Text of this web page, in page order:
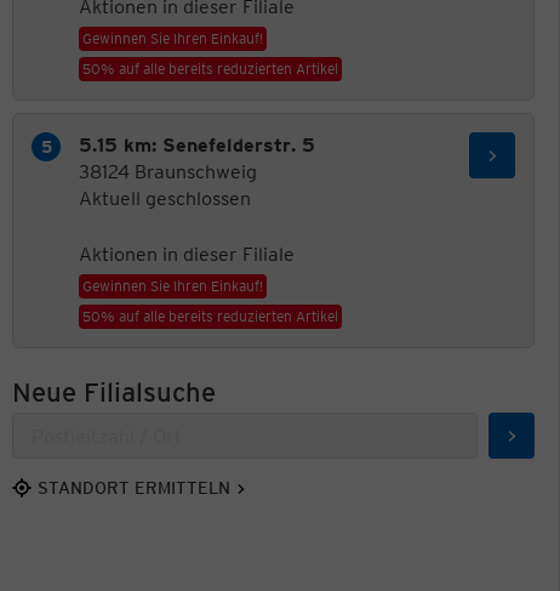
Aktionen in dieser Filiale
Gewinnen Sie Ihren Einkauf!
50% auf alle bereits reduzierten Artikel
5.15 km: Senefelderstr. 5
38124 Braunschweig
Aktuell geschlossen
Aktionen in dieser Filiale
Gewinnen Sie Ihren Einkauf!
50% auf alle bereits reduzierten Artikel
Neue Filialsuche
Suchen
STANDORT ERMITTELN